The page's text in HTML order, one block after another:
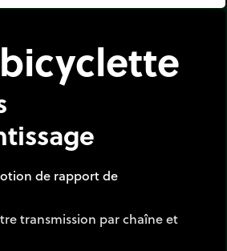
de rapport de
transmission par chaîne et